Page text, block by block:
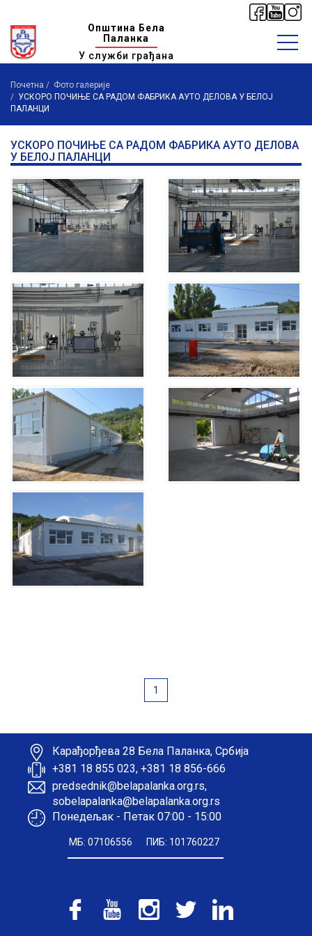
Општина Бела
Паланка
У служби грађана
Почетна
Фото галерије
УСКОРО ПОЧИЊЕ СА РАДОМ ФАБРИКА АУТО ДЕЛОВА У БЕЛОЈ
ПАЛАНЦИ
УСКОРО ПОЧИЊЕ СА РАДОМ ФАБРИКА АУТО ДЕЛОВА
У БЕЛОЈ ПАЛАНЦИ
1
Карађорђева 28 Бела Паланка, Србија
+381 18 855 023, +381 18 856-666
predsednik@belapalanka.org.rs,
sobelapalanka@belapalanka.org.rs
Понедељак - Петак 07:00 - 15:00
МБ: 07106556 ПИБ: 101760227